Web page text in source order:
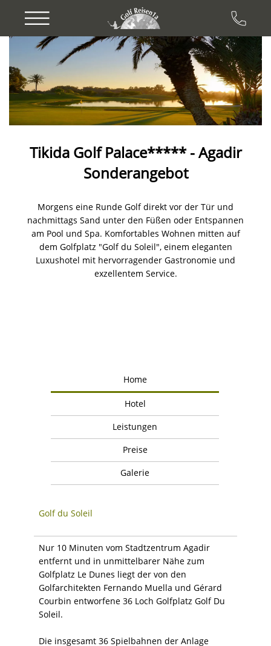
Previous Next
Tikida Golf Palace***** - Agadir
Sonderangebot
Morgens eine Runde Golf direkt vor der Tür und
nachmittags Sand unter den Füßen oder Entspannen
am Pool und Spa. Komfortables Wohnen mitten auf
dem Golfplatz "Golf du Soleil", einem eleganten
Luxushotel mit hervorragender Gastronomie und
exzellentem Service.
Home
Hotel
Leistungen
Preise
Galerie
Golf du Soleil
Nur 10 Minuten vom Stadtzentrum Agadir
entfernt und in unmittelbarer Nähe zum
Golfplatz Le Dunes liegt der von den
Golfarchitekten Fernando Muella und Gérard
Courbin entworfene 36 Loch Golfplatz Golf Du
Soleil.
Die insgesamt 36 Spielbahnen der Anlage